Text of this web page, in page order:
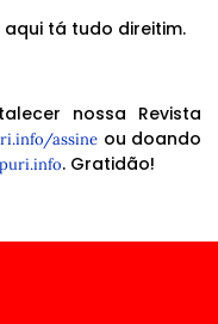
tá tudo direitim.
nossa Revista
assine ou doando
. Gratidão!